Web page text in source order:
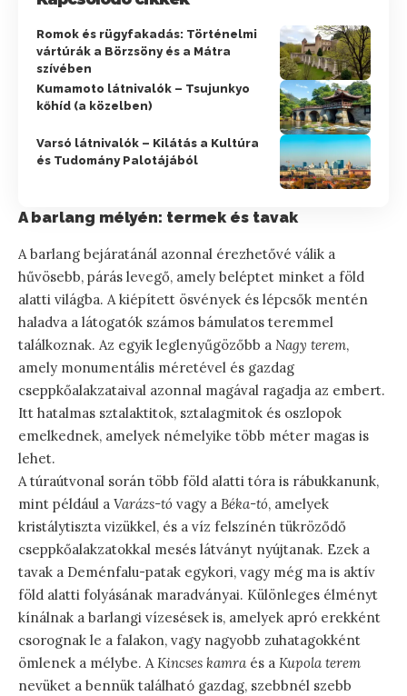
Romok és rügyfakadás: Történelmi
vártúrák a Börzsöny és a Mátra
szívében
Kumamoto látnivalók – Tsujunkyo
kőhíd (a közelben)
Varsó látnivalók – Kilátás a Kultúra
és Tudomány Palotájából
A barlang mélyén: termek és tavak
A barlang bejáratánál azonnal érezhetővé válik a
hűvösebb, párás levegő, amely beléptet minket a föld
alatti világba. A kiépített ösvények és lépcsők mentén
haladva a látogatók számos bámulatos teremmel
találkoznak. Az egyik leglenyűgözőbb a Nagy terem,
amely monumentális méretével és gazdag
cseppkőalakzataival azonnal magával ragadja az embert.
Itt hatalmas sztalaktitok, sztalagmitok és oszlopok
emelkednek, amelyek némelyike több méter magas is
lehet.
A túraútvonal során több föld alatti tóra is rábukkanunk,
mint például a Varázs-tó vagy a Béka-tó, amelyek
kristálytiszta vizükkel, és a víz felszínén tükröződő
cseppkőalakzatokkal mesés látványt nyújtanak. Ezek a
tavak a Deménfalu-patak egykori, vagy még ma is aktív
föld alatti folyásának maradványai. Különleges élményt
kínálnak a barlangi vízesések is, amelyek apró erekként
csorognak le a falakon, vagy nagyobb zuhatagokként
ömlenek a mélybe. AKincses kamra és a Kupola terem
nevüket a bennük található gazdag, szebbnél szebb